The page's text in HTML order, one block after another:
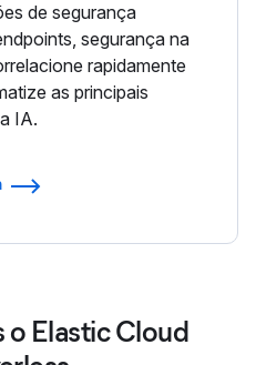
de segurança
segurança na
rapidamente
as principais
IA.
Elastic Cloud